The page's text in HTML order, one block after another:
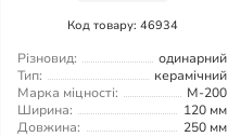
Код товару: 46934
Різновид:
одинарний
Тип:
керамічний
Марка міцності:
М-200
Ширина:
120 мм
Довжина:
250 мм